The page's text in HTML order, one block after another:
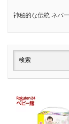
神秘的な伝統 ネパ